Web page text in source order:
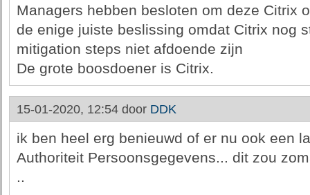
Managers hebben besloten om deze Citrix
de enige juiste beslissing omdat Citrix nog
mitigation steps niet afdoende zijn
De grote boosdoener is Citrix.
15-01-2020, 12:54 door DDK
ik ben heel erg benieuwd of er nu ook een
Authoriteit Persoonsgegevens... dit zou
..